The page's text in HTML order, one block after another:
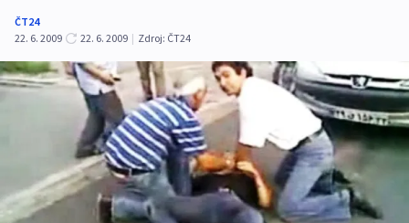
ČT24
22. 6. 2009
22. 6. 2009 | Zdroj: ČT24